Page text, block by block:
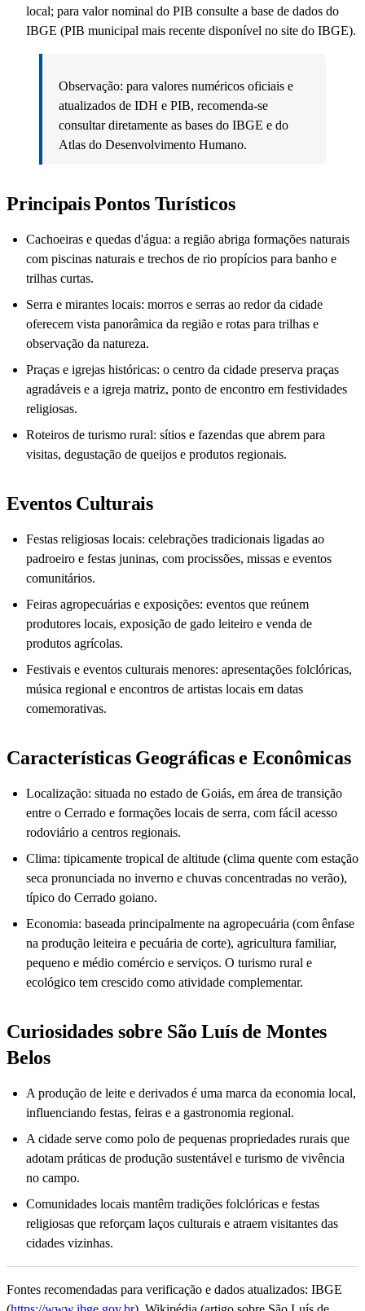
local; para valor nominal do PIB consulte a base de dados do
IBGE (PIB municipal mais recente disponível no site do IBGE).
Observação: para valores numéricos oficiais e
atualizados de IDH e PIB, recomenda-se
consultar diretamente as bases do IBGE e do
Atlas do Desenvolvimento Humano.
Principais Pontos Turísticos
Cachoeiras e quedas d'água: a região abriga formações naturais
com piscinas naturais e trechos de rio propícios para banho e
trilhas curtas.
Serra e mirantes locais: morros e serras ao redor da cidade
oferecem vista panorâmica da região e rotas para trilhas e
observação da natureza.
Praças e igrejas históricas: o centro da cidade preserva praças
agradáveis e a igreja matriz, ponto de encontro em festividades
religiosas.
Roteiros de turismo rural: sítios e fazendas que abrem para
visitas, degustação de queijos e produtos regionais.
Eventos Culturais
Festas religiosas locais: celebrações tradicionais ligadas ao
padroeiro e festas juninas, com procissões, missas e eventos
comunitários.
Feiras agropecuárias e exposições: eventos que reúnem
produtores locais, exposição de gado leiteiro e venda de
produtos agrícolas.
Festivais e eventos culturais menores: apresentações folclóricas,
música regional e encontros de artistas locais em datas
comemorativas.
Características Geográficas e Econômicas
Localização: situada no estado de Goiás, em área de transição
entre o Cerrado e formações locais de serra, com fácil acesso
rodoviário a centros regionais.
Clima: tipicamente tropical de altitude (clima quente com estação
seca pronunciada no inverno e chuvas concentradas no verão),
típico do Cerrado goiano.
Economia: baseada principalmente na agropecuária (com ênfase
na produção leiteira e pecuária de corte), agricultura familiar,
pequeno e médio comércio e serviços. O turismo rural e
ecológico tem crescido como atividade complementar.
Curiosidades sobre São Luís de Montes
Belos
A produção de leite e derivados é uma marca da economia local,
influenciando festas, feiras e a gastronomia regional.
A cidade serve como polo de pequenas propriedades rurais que
adotam práticas de produção sustentável e turismo de vivência
no campo.
Comunidades locais mantêm tradições folclóricas e festas
religiosas que reforçam laços culturais e atraem visitantes das
cidades vizinhas.
Fontes recomendadas para verificação e dados atualizados: IBGE